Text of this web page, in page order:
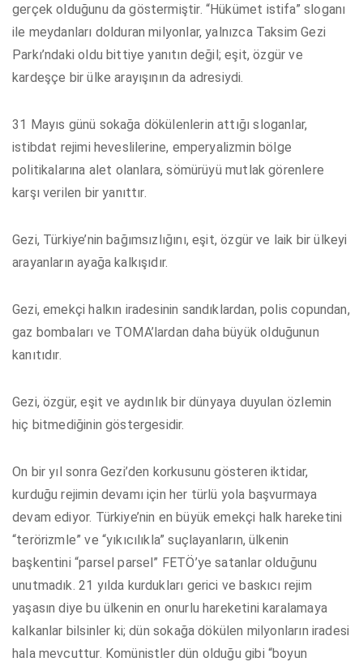
gerçek olduğunu da göstermiştir. “Hükümet istifa” sloganı
ile meydanları dolduran milyonlar, yalnızca Taksim Gezi
Parkı’ndaki oldu bittiye yanıtın değil; eşit, özgür ve
kardeşçe bir ülke arayışının da adresiydi.
31 Mayıs günü sokağa dökülenlerin attığı sloganlar,
istibdat rejimi heveslilerine, emperyalizmin bölge
politikalarına alet olanlara, sömürüyü mutlak görenlere
karşı verilen bir yanıttır.
Gezi, Türkiye’nin bağımsızlığını, eşit, özgür ve laik bir ülkeyi
arayanların ayağa kalkışıdır.
Gezi, emekçi halkın iradesinin sandıklardan, polis copundan,
gaz bombaları ve TOMA’lardan daha büyük olduğunun
kanıtıdır.
Gezi, özgür, eşit ve aydınlık bir dünyaya duyulan özlemin
hiç bitmediğinin göstergesidir.
On bir yıl sonra Gezi’den korkusunu gösteren iktidar,
kurduğu rejimin devamı için her türlü yola başvurmaya
devam ediyor. Türkiye’nin en büyük emekçi halk hareketini
“terörizmle” ve “yıkıcılıkla” suçlayanların, ülkenin
başkentini “parsel parsel” FETÖ’ye satanlar olduğunu
unutmadık. 21 yılda kurdukları gerici ve baskıcı rejim
yaşasın diye bu ülkenin en onurlu hareketini karalamaya
kalkanlar bilsinler ki; dün sokağa dökülen milyonların iradesi
hala mevcuttur. Komünistler dün olduğu gibi “boyun